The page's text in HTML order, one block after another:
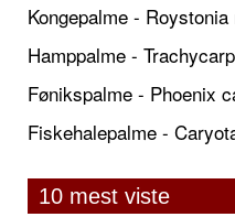
Kongepalme - Roystonia
Hamppalme -
Fønikspalme - Phoenix
Fiskehalepalme -
10 mest viste